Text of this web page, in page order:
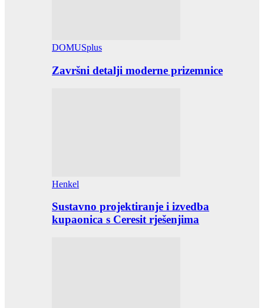
DOMUSplus
Završni detalji moderne prizemnice
Henkel
Sustavno projektiranje i izvedba
kupaonica s Ceresit rješenjima